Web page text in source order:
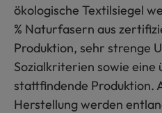
ökologische Textilsiegel
% Naturfasern aus
Produktion, sehr strenge
Sozialkriterien sowie eine
stattfindende Produktion.
Herstellung werden